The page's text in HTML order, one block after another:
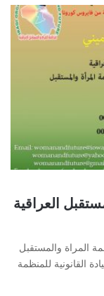
العراقية
المراة والمستقبل
كورونا 2020 تعلن العيادة القانونية للمنظمة